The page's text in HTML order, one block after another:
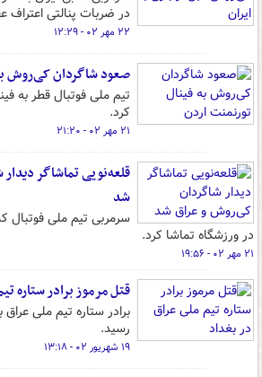
در ضربات پنالتی اعتراف
۲۲ مهر ۰۲ - ۱۲:۲۹
صعود شاگردان کی‌روش
تیم ملی فوتبال قطر به
کرد.
۲۱ مهر ۰۲ - ۲۱:۲۰
قلعه‌نویی تماشاگر
شد
سرمربی تیم ملی فوتبال
در ورزشگاه تماشا کرد.
۲۱ مهر ۰۲ - ۱۹:۵۶
قتل مرموز برادر ستاره
برادر ستاره تیم ملی
رسید.
۱۹ شهریور ۰۲ - ۱۳:۱۸